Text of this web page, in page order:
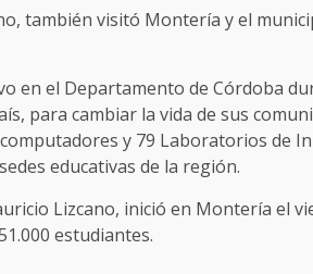
también visitó Montería y el
en el Departamento de Córdoba
para cambiar la vida de sus
y 79 Laboratorios de
educativas de la región.
Lizcano, inició en Montería el
estudiantes.